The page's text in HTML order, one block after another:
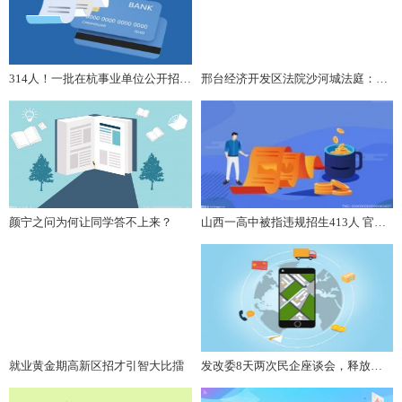
314人！一批在杭事业单位公开招聘，符合条件抓紧报名 邢台经济开发区法院沙河城法庭：十天审结 为抢救争分夺秒
颜宁之问为何让同学答不上来？ 山西一高中被指违规招生413人 官方回应：已形成处理意见
就业黄金期高新区招才引智大比擂 发改委8天两次民企座谈会，释放了什么信号？